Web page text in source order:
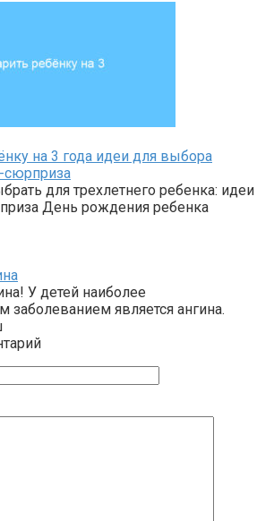
на 3 года идеи для выбора
сюрприза
для трехлетнего ребенка: идеи
День рождения ребенка
У детей наиболее
заболеванием является ангина.